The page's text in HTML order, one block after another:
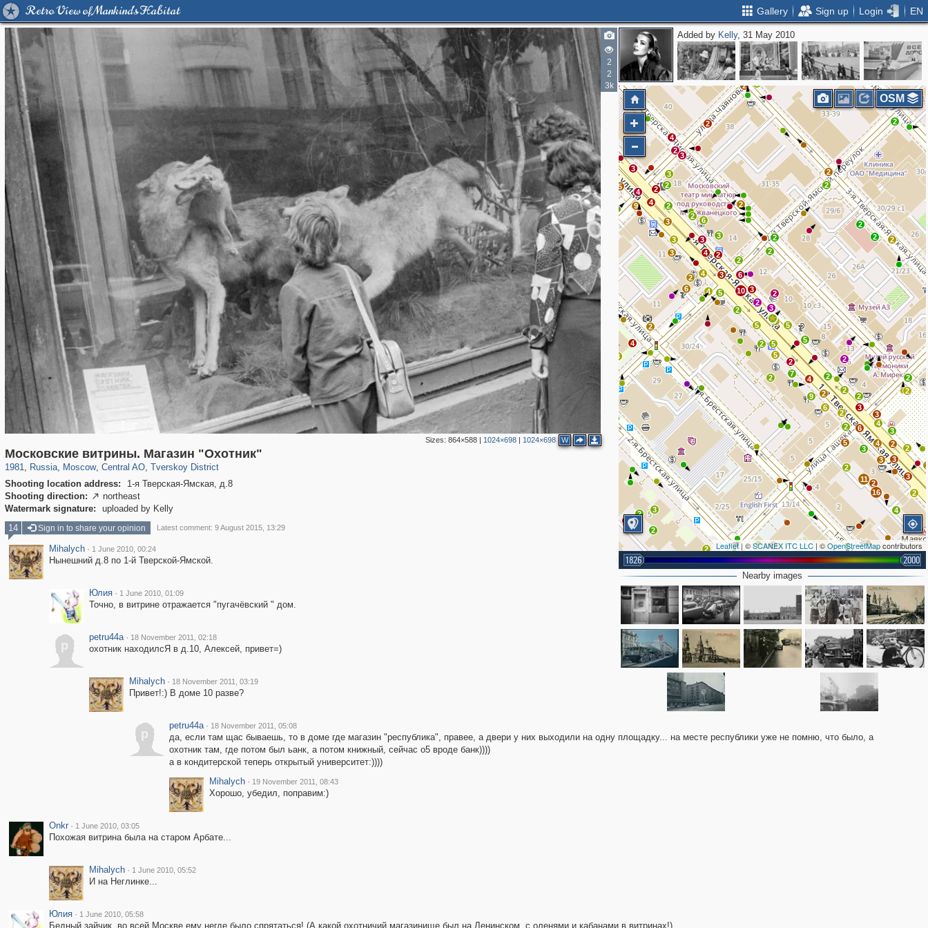
Retro View of Mankind's Habitat Gallery Sign up Login EN
2
2
3k
Sizes: 864×588| 1024×698| 1024×698 W
Московские витрины. Магазин "Охотник"
1981, Russia
1,406,803 29,243
, Moscow
319,864 8,286
, Central AO
160,012 5,916
, Tverskoy District
53,052 2,283
Shooting location address:
1-я Тверская-Ямская, д.8
Shooting direction:  northeast
Watermark signature:
uploaded by Kelly
Added by Kelly, 31 May 2010
2
2
2
2
2
2
2
3
2
10 3
2
6
3
4
2
2
2
6
3
4 2
3
3 3
3
2
2
2
3
2
4
4
2
5
3
3
2
2
4
9
4
3
4
2
2
6
2
4 5
2
5
9
6
2
2
5
2 6
3
2
4
3
2
4 2
5
2
7
2
2
5
5
5
7
2
2
2
2
2
2
3
2
2
3
3
4
3
3
2
4
16
2
11
2
2
2
2
3
2
2
3
2
Leaflet| ©SCANEX ITC LLC | ©OpenStreetMapcontributors
1826 2000
OSM
Nearby images
14 Sign in to share your opinion Latest comment: 9 August 2015, 13:29
Mihalych · 1 June 2010, 00:24
Нынешний д.8 по 1-й Тверской-Ямской.
Юлия · 1 June 2010, 01:09
Точно, в витрине отражается "пугачёвский " дом.
p
petru44a · 18 November 2011, 02:18
охотник находилсЯ в д.10, Алексей, привет=)
Mihalych · 18 November 2011, 03:19
Привет!:) В доме 10 разве?
p
petru44a · 18 November 2011, 05:08
да, если там щас бываешь, то в доме где магазин "республика", правее, а двери у них выходили на одну площадку... на месте республики уже не помню, что было, а
охотник там, где потом был ьанк, а потом книжный, сейчас о5 вроде банк))))
а в кондитерской теперь открытый университет:))))
Mihalych · 19 November 2011, 08:43
Хорошо, убедил, поправим:)
Onkr · 1 June 2010, 03:05
Похожая витрина была на старом Арбате...
Mihalych · 1 June 2010, 05:52
И на Неглинке...
Юлия · 1 June 2010, 05:58
Бедный зайчик, во всей Москве ему негде было спрятаться! (А какой охотничий магазинище был на Ленинском, с оленями и кабанами в витринах!)